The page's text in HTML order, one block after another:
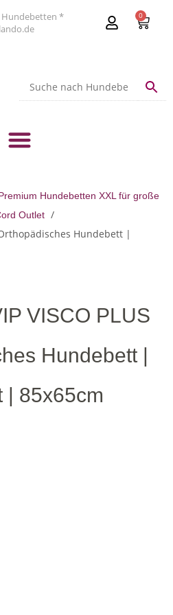
Hundebetten *
0
Hundebetten XXL für große
Outlet
Orthopädisches Hundebett |
VISCO PLUS
Hundebett |
| 85x65cm